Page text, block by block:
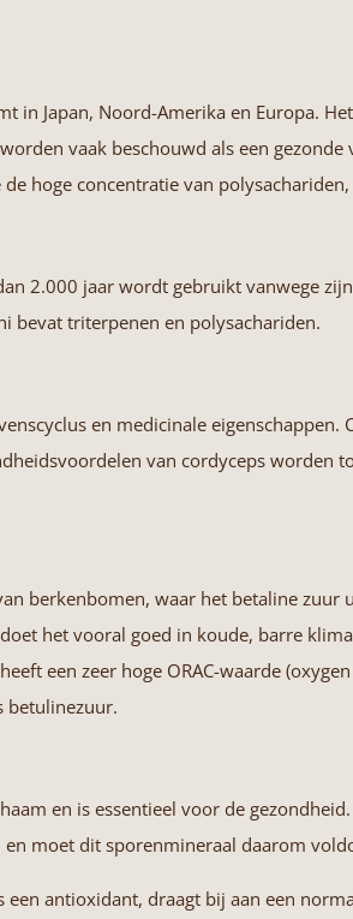
in Japan, Noord-Amerika en Europa.
vaak beschouwd als een
hoge concentratie van
2.000 jaar wordt gebruikt vanwege
bevat triterpenen en polysachariden.
en medicinale
van cordyceps worden
berkenbomen, waar het betaline
het vooral goed in koude, barre
een zeer hoge ORAC-waarde
betulinezuur.
en is essentieel voor de
moet dit sporenmineraal daarom
antioxidant, draagt bij aan een